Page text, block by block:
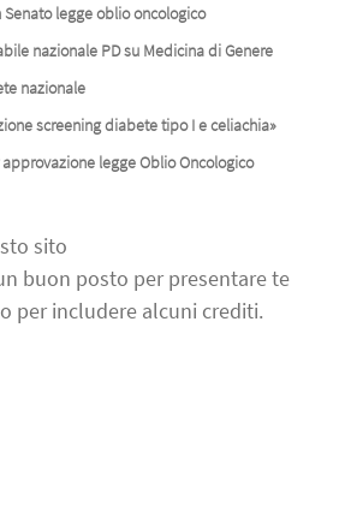
legge oblio oncologico
nazionale PD su Medicina di Genere
nazionale
screening diabete tipo I e celiachia»
legge Oblio Oncologico
sito
buon posto per presentare te
per includere alcuni crediti.